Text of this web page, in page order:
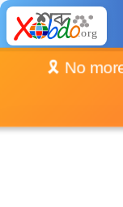
🎗️ No